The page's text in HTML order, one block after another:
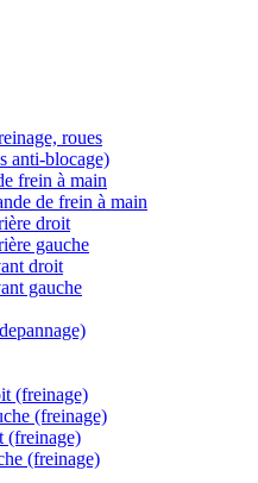
roues
anti-blocage)
frein à main
de frein à main
droit
gauche
droit
gauche
(freinage)
(freinage)
(freinage)
(freinage)